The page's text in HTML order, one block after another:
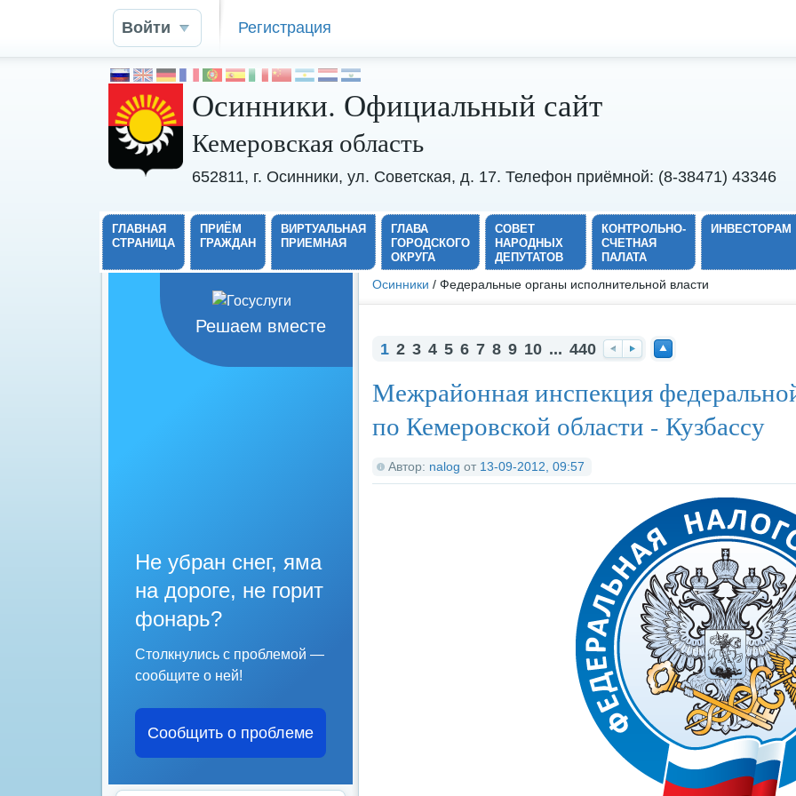
Войти Регистрация
Осинники. Официальный сайт
Кемеровская область
652811, г. Осинники, ул. Советская, д. 17. Телефон приёмной: (8-38471) 43346
ГЛАВНАЯ
СТРАНИЦА
ПРИЁМ
ГРАЖДАН
ВИРТУАЛЬНАЯ
ПРИЕМНАЯ
ГЛАВА
ГОРОДСКОГО
ОКРУГА
СОВЕТ
НАРОДНЫХ
ДЕПУТАТОВ
КОНТРОЛЬНО-
СЧЕТНАЯ
ПАЛАТА
ИНВЕСТОРАМ
Осинники / Федеральные органы исполнительной власти
1 2 3 4 5 6 7 8 9 10 ... 440
за ер
ед
ве
рх
Межрайонная инспекция
по Кемеровской области - Кузбассу
Автор: nalog от 13-09-2012, 09:57
Решаем вместе
Не убран снег, яма
на дороге, не горит
фонарь?
Столкнулись с проблемой —
сообщите о ней!
Сообщить о проблеме